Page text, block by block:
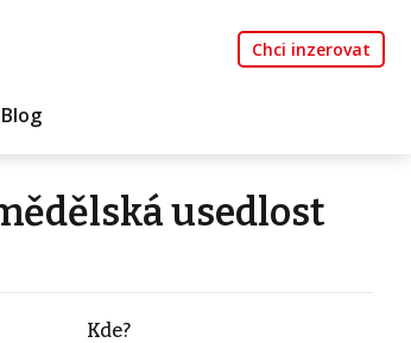
Chci inzerovat
Blog
usedlost
Kde?